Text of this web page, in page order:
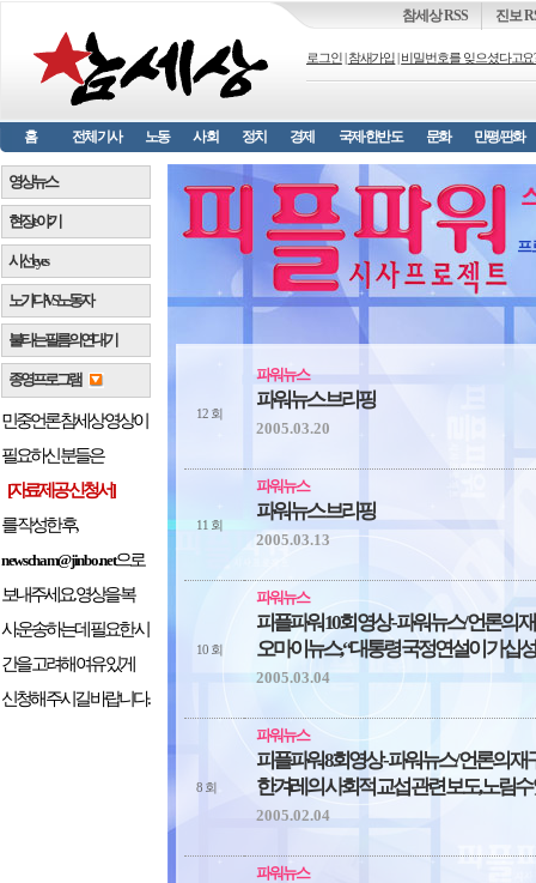
진보
참세상 RSS
로그인 참새가입 비밀번호를 잊으셨다고요
홈 전체기사 노동 사회 정치 경제 국제·한반도 문화 만평/판화
12 회
파워뉴스
파워뉴스 브리핑
2005.03.20
11 회
파워뉴스
파워뉴스 브리핑
2005.03.13
10 회
파워뉴스
피플파워 10회 영상 - 파워뉴스/ 언론의
오마이뉴스, “대통령 국정연설이 가십
2005.03.04
8 회
파워뉴스
피플파워 8회영상 - 파워뉴스/ 언론의 재
한겨레의 사회적 교섭 관련 보도, 노림수
2005.02.04
파워뉴스
프
영상뉴스
현장 e 야기
시선 e y e s
노가다 VS 노동자
불타는 필름의 연대기
종영프로그램
민중언론 참세상 영상이
필요하신 분들은
[자료제공 신청서]
를 작성한 후,
newscham@jinbo.net으로
보내주세요. 영상을 복
사.운송하는데 필요한 시
간을 고려해 여유 있게
신청해 주시길 바랍니다.